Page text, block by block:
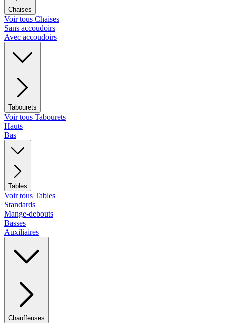
Chaises
Voir tous Chaises
Sans accoudoirs
Avec accoudoirs
Tabourets
Voir tous Tabourets
Hauts
Bas
Tables
Voir tous Tables
Standards
Mange-debouts
Basses
Auxiliaires
Chauffeuses